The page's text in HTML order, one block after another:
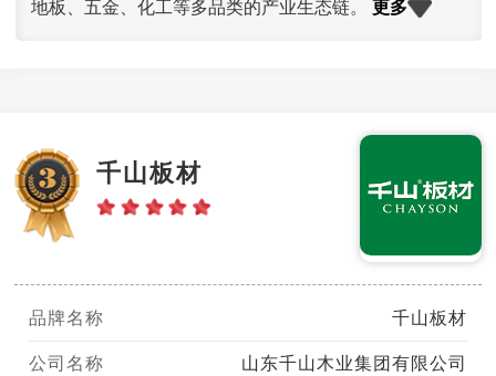
地板、五金、化工等多品类的产业生态链。更多
千山板材
品牌名称 千山板材
公司名称 山东千山木业集团有限公司